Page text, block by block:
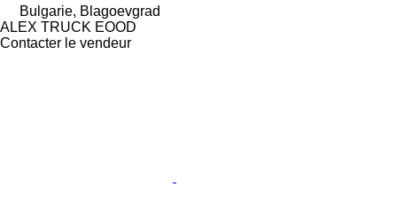
Bulgarie, Blagoevgrad
ALEX TRUCK EOOD
Contacter le vendeur